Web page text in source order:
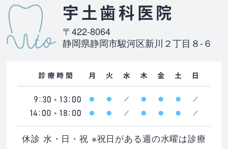
宇土歯科医院
〒422-8064
静岡県静岡市駿河区新川２丁目８-６
休診 水・日・祝 ※祝日がある週の水曜は診療